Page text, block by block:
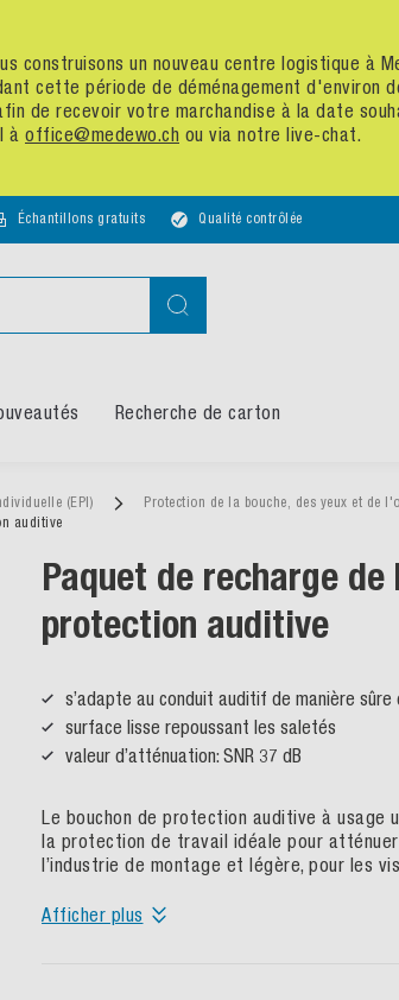
construisons un nouveau centre logistique à
cette période de déménagement d'environ
de recevoir votre marchandise à la date
à office@medewo.ch ou via notre live-chat.
Échantillons gratuits Qualité contrôlée
Chercher
Recherche de carton
(EPI)
Protection de la bouche, des yeux et de
auditive
Paquet de recharge de
protection auditive
s’adapte au conduit auditif de manière
surface lisse repoussant les saletés
valeur d’atténuation: SNR 37 dB
Le bouchon de protection auditive à usage
la protection de travail idéale pour atténuer
l’industrie de montage et légère, pour les
Afficher plus